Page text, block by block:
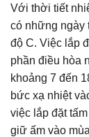
Với thời tiết
có những ngày
độ C. Việc lắp
phần điều hòa
khoảng 7 đến
bức xạ nhiệt
việc lắp đặt
giữ ấm vào